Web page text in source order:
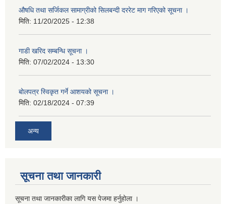
औषधि तथा सर्जिकल सामाग्रीको सिलबन्दी दररेट माग गरिएको सूचना ।
मिति: 11/20/2025 - 12:38
गाडी खरिद सम्बन्धि सूचना ।
मिति: 07/02/2024 - 13:30
बोलपत्र स्विकृत गर्ने आशयको सूचना ।
मिति: 02/18/2024 - 07:39
अन्य
सूचना तथा जानकारी
सूचना तथा जानकारीका लागि यस पेजमा हर्नुहोला ।